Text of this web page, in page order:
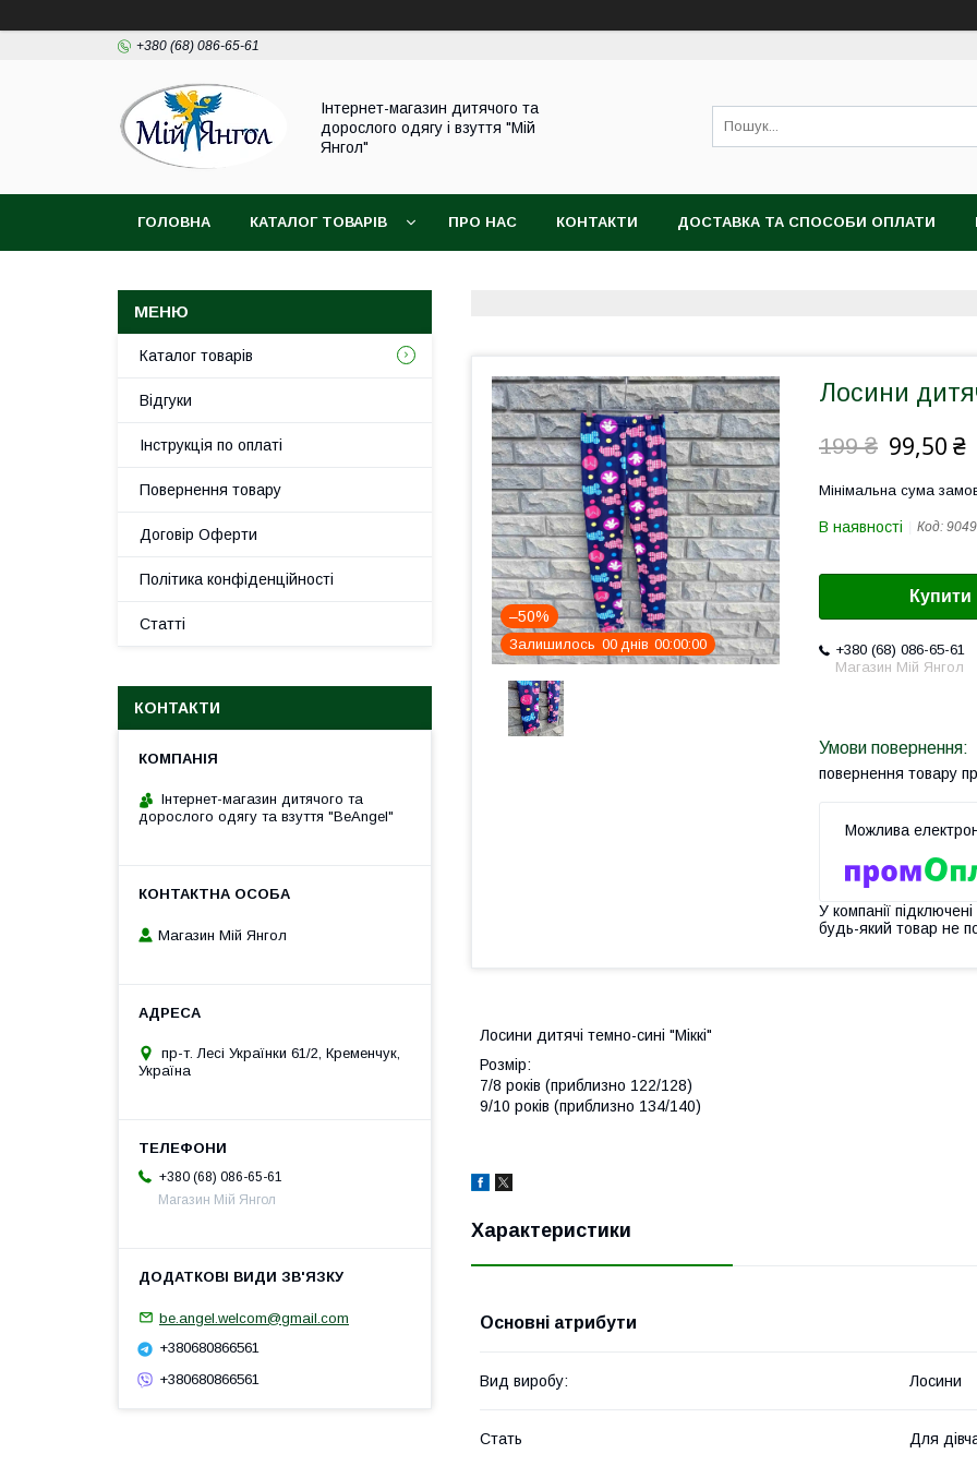
+380 (68) 086-65-61
Інтернет-магазин дитячого та
дорослого одягу і взуття "Мій
Янгол"
ГОЛОВНА КАТАЛОГ ТОВАРІВ ПРО НАС КОНТАКТИ ДОСТАВКА ТА СПОСОБИ ОПЛАТИ
–50%
Залишилось 00 днів 00 00 00
Лосини
199 ₴ 99,50 ₴
Мінімальна сума
В наявності Код:
Купити
+380 (68) 086-65-61
Магазин Мій Янгол
повернення товару
У компанії
будь-який товар не
Лосини дитячі темно-сині "Міккі"
Розмір:
7/8 років (приблизно 122/128)
9/10 років (приблизно 134/140)
Характеристики
Основні атрибути
Вид виробу: Лосини
Стать Для
Каталог товарів
Відгуки
Інструкція по оплаті
Повернення товару
Договір Оферти
Політика конфіденційності
Статті
КОНТАКТИ
Інтернет-магазин дитячого та
дорослого одягу та взуття "BeAngel"
Магазин Мій Янгол
пр-т. Лесі Українки 61/2, Кременчук,
Україна
+380 (68) 086-65-61
Магазин Мій Янгол
be.angel.welcom@gmail.com
+380680866561
+380680866561